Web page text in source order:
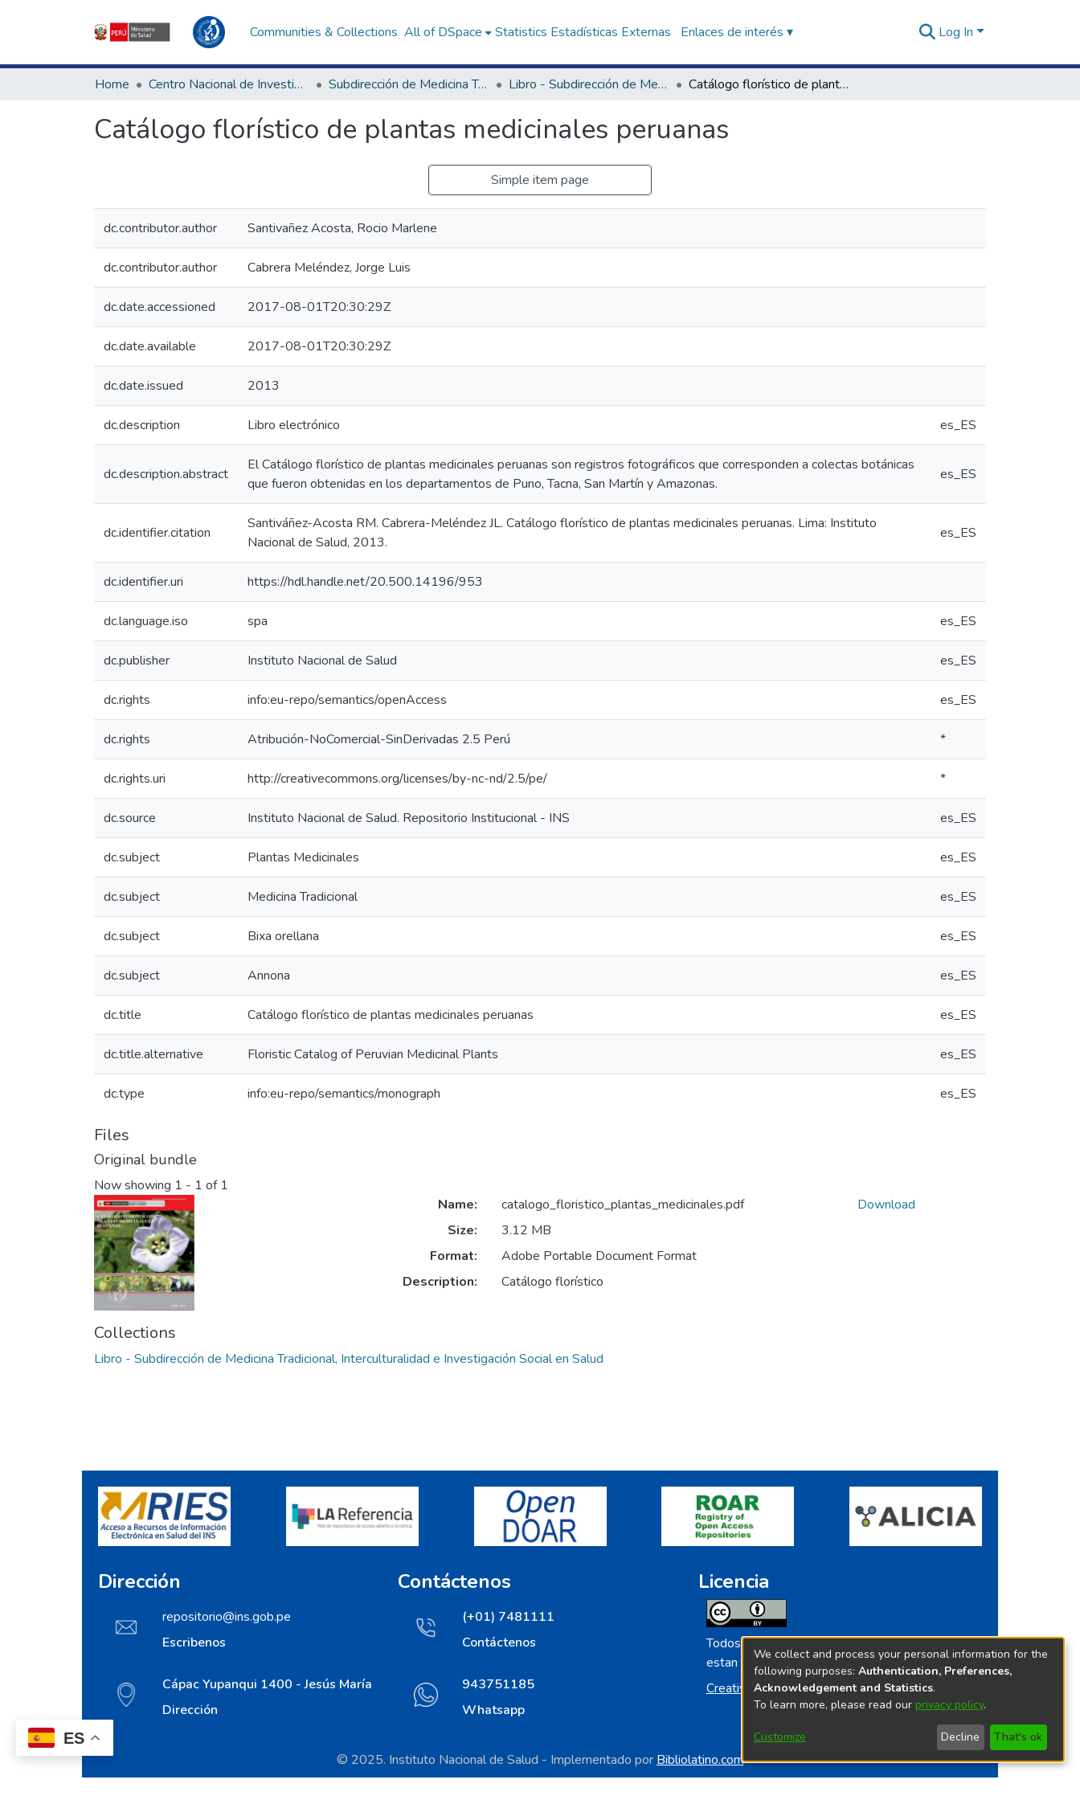
ES
Communities & Collections All of DSpace Statistics Estadísticas Externas Enlaces de interés ▾ Log In
Home Centro Nacional de Investigación Social e Interculturalidad en Salud Subdirección de Medicina Tradicional, Interculturalidad e Investigación Social en Salud Libro - Subdirección de Medicina Tradicional, Interculturalidad e Investigación Social en Salud Catálogo florístico de plantas medicinales peruanas
Catálogo florístico de plantas medicinales peruanas
Simple item page
dc.contributor.author Santivañez Acosta, Rocio Marlene
dc.contributor.author Cabrera Meléndez, Jorge Luis
dc.date.accessioned 2017-08-01T20:30:29Z
dc.date.available 2017-08-01T20:30:29Z
dc.date.issued 2013
dc.description Libro electrónico es_ES
dc.description.abstract
El Catálogo florístico de plantas medicinales peruanas son registros fotográficos que corresponden a colectas botánicas
que fueron obtenidas en los departamentos de Puno, Tacna, San Martín y Amazonas.
es_ES
dc.identifier.citation
Santiváñez-Acosta RM. Cabrera-Meléndez JL. Catálogo florístico de plantas medicinales peruanas. Lima: Instituto
Nacional de Salud, 2013.
es_ES
dc.identifier.uri https://hdl.handle.net/20.500.14196/953
dc.language.iso spa es_ES
dc.publisher Instituto Nacional de Salud es_ES
dc.rights info:eu-repo/semantics/openAccess es_ES
dc.rights Atribución-NoComercial-SinDerivadas 2.5 Perú *
dc.rights.uri http://creativecommons.org/licenses/by-nc-nd/2.5/pe/ *
dc.source Instituto Nacional de Salud. Repositorio Institucional - INS es_ES
dc.subject Plantas Medicinales es_ES
dc.subject Medicina Tradicional es_ES
dc.subject Bixa orellana es_ES
dc.subject Annona es_ES
dc.title Catálogo florístico de plantas medicinales peruanas es_ES
dc.title.alternative Floristic Catalog of Peruvian Medicinal Plants es_ES
dc.type info:eu-repo/semantics/monograph es_ES
Files
Original bundle
Now showing 1 - 1 of 1
Name:
catalogo_floristico_plantas_medicinales.pdf
Size:
3.12 MB
Format:
Adobe Portable Document Format
Description:
Catálogo florístico
Download
Collections
Libro - Subdirección de Medicina Tradicional, Interculturalidad e Investigación Social en Salud
Dirección
repositorio@ins.gob.pe
Escribenos
Cápac Yupanqui 1400 - Jesús María
Dirección
Contáctenos
(+01) 7481111
Contáctenos
943751185
Whatsapp
Licencia
Todos los contenidos de repositorio.ins.gob.pe
estan licenciados bajo
Creative Commoms License
© 2025. Instituto Nacional de Salud - Implementado por Bibliolatino.com
We collect and process your personal information for the
following purposes: Authentication, Preferences,
Acknowledgement and Statistics.
To learn more, please read our privacy policy.
Customize Decline That's ok